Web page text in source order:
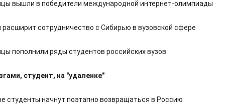
вышли в победители международной интернет-олимпиады
сотрудничество с Сибирью в вузовской сфере
пополнили ряды студентов российских вузов
студент, на "удаленке"
студенты начнут поэтапно возвращаться в Россию